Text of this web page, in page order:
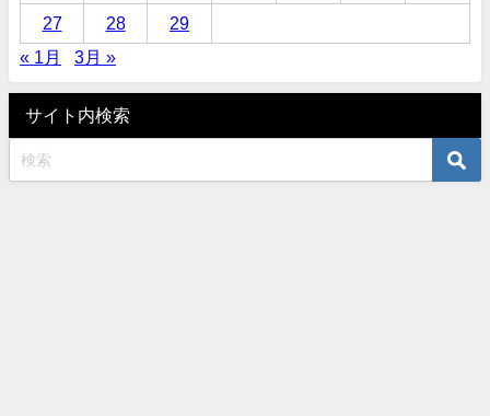
27 28
29
« 1月
3月 »
サイト内検索